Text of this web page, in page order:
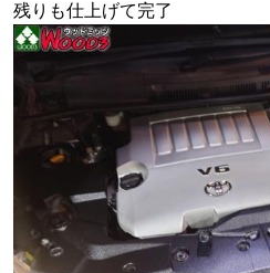
残りも仕上げて完了